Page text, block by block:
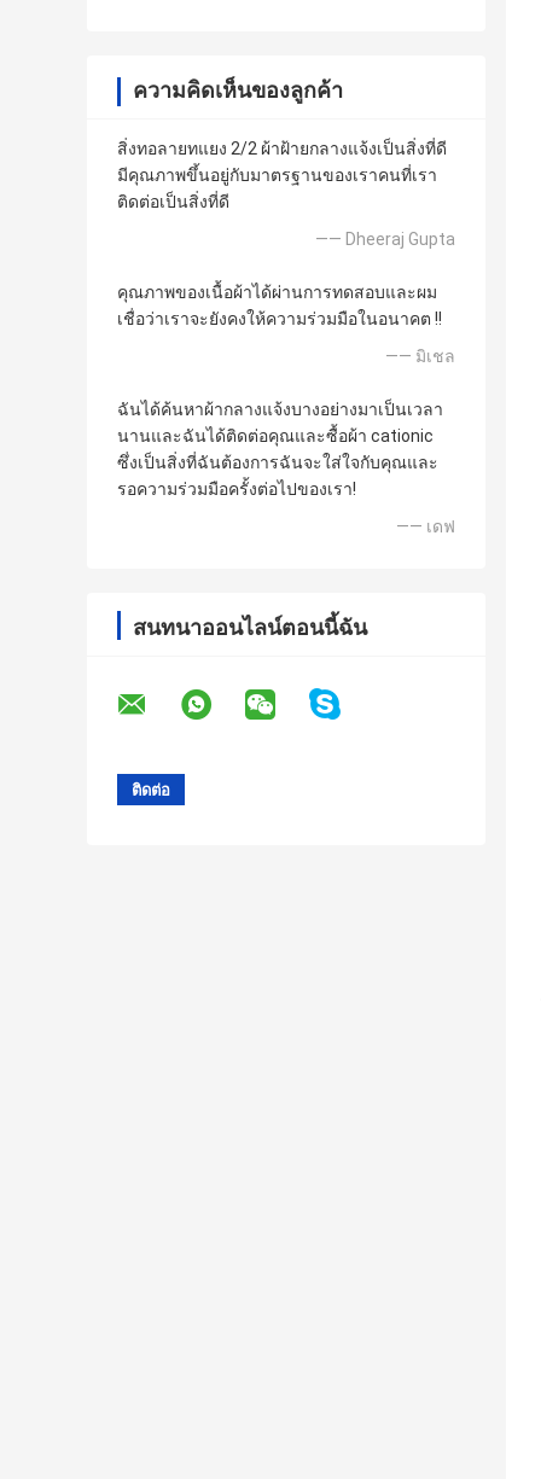
ความคิดเห็นของลูกค้า
สิ่งทอลายทแยง 2/2 ผ้าฝ้ายกลางแจ้งเป็นสิ่งที่ดี
มีคุณภาพขึ้นอยู่กับมาตรฐานของเราคนที่เรา
ติดต่อเป็นสิ่งที่ดี
—— Dheeraj Gupta
คุณภาพของเนื้อผ้าได้ผ่านการทดสอบและผม
เชื่อว่าเราจะยังคงให้ความร่วมมือในอนาคต !!
—— มิเชล
ฉันได้ค้นหาผ้ากลางแจ้งบางอย่างมาเป็นเวลา
นานและฉันได้ติดต่อคุณและซื้อผ้า cationic
ซึ่งเป็นสิ่งที่ฉันต้องการฉันจะใส่ใจกับคุณและ
รอความร่วมมือครั้งต่อไปของเรา!
—— เดฟ
สนทนาออนไลน์ตอนนี้ฉัน